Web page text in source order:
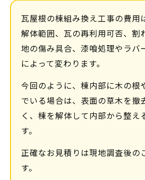
瓦屋根の棟組み換え工事の費用
解体範囲、瓦の再利用可否、割
地の傷み具合、漆喰処理やラバ
によって変わります。
今回のように、棟内部に木の根
でいる場合は、表面の草木を撤
く、棟を解体して内部から整え
す。
正確なお見積りは現地調査後の
す。